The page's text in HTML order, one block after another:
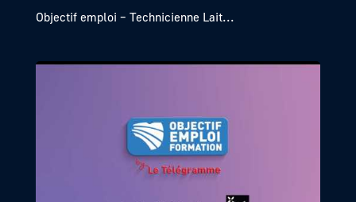
Objectif emploi – Technicienne Lait...